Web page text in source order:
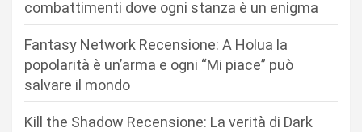
combattimenti dove ogni stanza è un enigma
Fantasy Network Recensione: A Holua la
popolarità è un’arma e ogni “Mi piace” può
salvare il mondo
Kill the Shadow Recensione: La verità di Dark